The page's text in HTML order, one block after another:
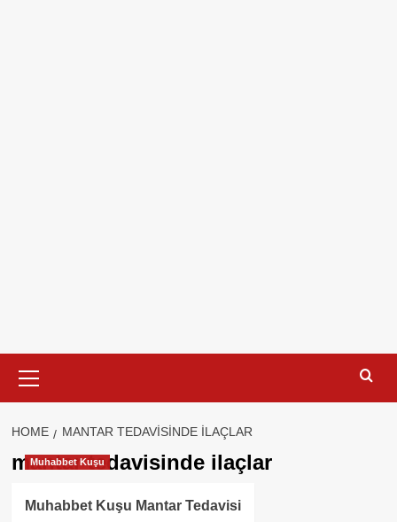
Menu
HOME MANTAR TEDAVISINDE ILAÇLAR
mantar tedavisinde ilaçlar
Muhabbet Kuşu
Muhabbet Kuşu Mantar Tedavisi